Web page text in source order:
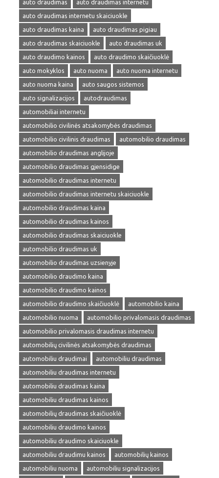
auto draudimas
auto draudimas internetu
auto draudimas internetu skaiciuokle
auto draudimas kaina
auto draudimas pigiau
auto draudimas skaiciuokle
auto draudimas uk
auto draudimo kainos
auto draudimo skaičiuoklė
auto mokyklos
auto nuoma
auto nuoma internetu
auto nuoma kaina
auto saugos sistemos
auto signalizacijos
autodraudimas
automobiliai internetu
automobilio civilinės atsakomybės draudimas
automobilio civilinis draudimas
automobilio draudimas
automobilio draudimas anglijoje
automobilio draudimas gjensidige
automobilio draudimas internetu
automobilio draudimas internetu skaiciuokle
automobilio draudimas kaina
automobilio draudimas kainos
automobilio draudimas skaiciuokle
automobilio draudimas uk
automobilio draudimas uzsienyje
automobilio draudimo kaina
automobilio draudimo kainos
automobilio draudimo skaičiuoklė
automobilio kaina
automobilio nuoma
automobilio privalomasis draudimas
automobilio privalomasis draudimas internetu
automobilių civilinės atsakomybės draudimas
automobiliu draudimai
automobiliu draudimas
automobiliu draudimas internetu
automobiliu draudimas kaina
automobiliu draudimas kainos
automobilių draudimas skaičiuoklė
automobiliu draudimo kainos
automobiliu draudimo skaiciuokle
automobiliu draudimu kainos
automobilių kainos
automobiliu nuoma
automobiliu signalizacijos